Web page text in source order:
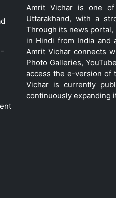
Amrit Vichar is one
Uttarakhand, with a
Through its news portal,
in Hindi from India and
Amrit Vichar connects
Photo Galleries,
access the e-version of
Vichar is currently
continuously expanding